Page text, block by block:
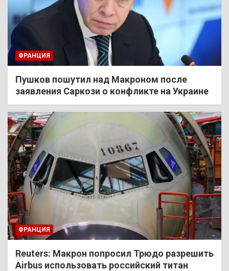
ФРАНЦИЯ
Пушков пошутил над Макроном после
заявления Саркози о конфликте на Украине
ФРАНЦИЯ
Reuters: Макрон попросил Трюдо разрешить
Airbus использовать российский титан